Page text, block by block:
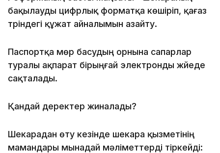
бақылауды цифрлық форматқа көшіріп, қағаз
түріндегі құжат айналымын азайту.
Паспортқа мөр басудың орнына сапарлар
туралы ақпарат бірыңғай электронды жүйеде
сақталады.
Қандай деректер жиналады?
Шекарадан өту кезінде шекара қызметінің
мамандары мынадай мәліметтерді тіркейді: